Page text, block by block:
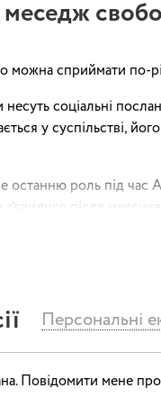
можна сприймати по-
несуть соціальні
у суспільстві,
останню роль під час
після
і побачимо наскрізне
Персональні
Повідомити мене